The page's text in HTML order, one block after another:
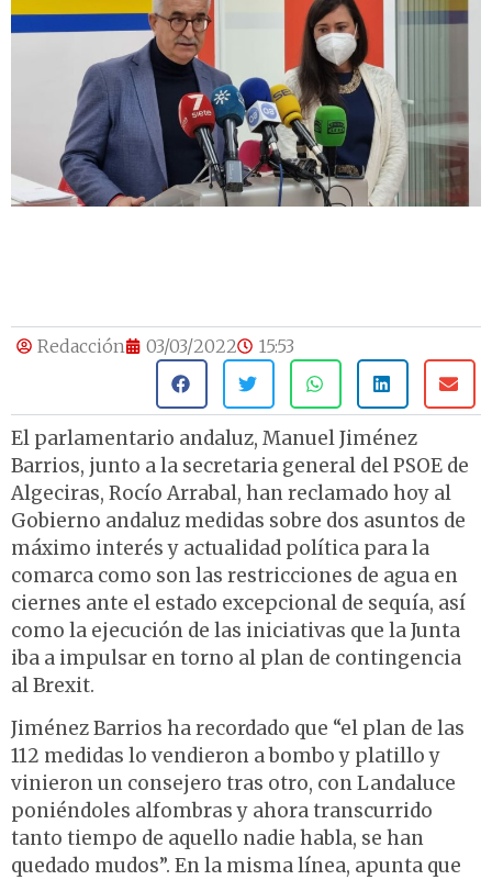
Redacción 03/03/2022 15:53
El parlamentario andaluz, Manuel Jiménez
Barrios, junto a la secretaria general del PSOE de
Algeciras, Rocío Arrabal, han reclamado hoy al
Gobierno andaluz medidas sobre dos asuntos de
máximo interés y actualidad política para la
comarca como son las restricciones de agua en
ciernes ante el estado excepcional de sequía, así
como la ejecución de las iniciativas que la Junta
iba a impulsar en torno al plan de contingencia
al Brexit.
Jiménez Barrios ha recordado que “el plan de las
112 medidas lo vendieron a bombo y platillo y
vinieron un consejero tras otro, con Landaluce
poniéndoles alfombras y ahora transcurrido
tanto tiempo de aquello nadie habla, se han
quedado mudos”. En la misma línea, apunta que